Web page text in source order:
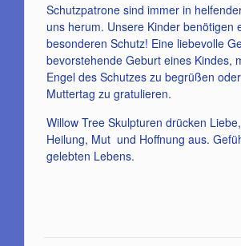
Schutzpatrone sind immer in
uns herum. Unsere Kinder benötigen
besonderen Schutz! Eine liebevolle
bevorstehende Geburt eines Kindes,
Engel des Schutzes zu begrüßen
Muttertag zu gratulieren.
Willow Tree Skulpturen drücken
Heilung, Mut und Hoffnung aus.
gelebten Lebens.